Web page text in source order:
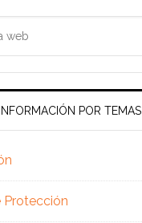
INFORMACIÓN POR TEMAS
Protección